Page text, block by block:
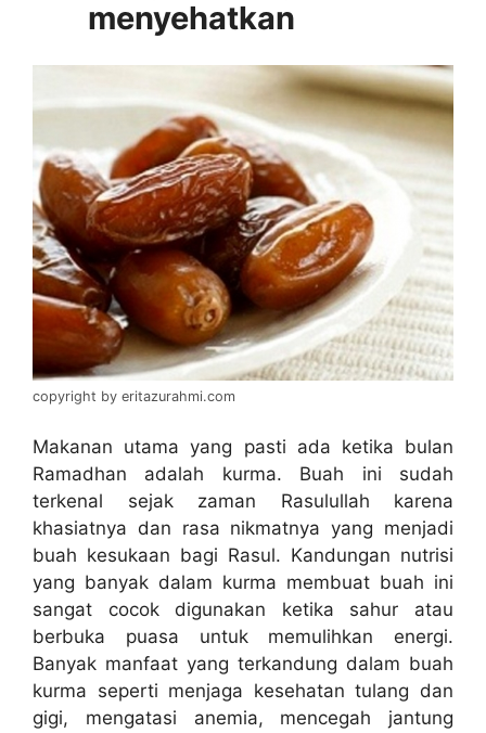
menyehatkan
copyright by eritazurahmi.com
Makanan utama yang pasti ada ketika bulan
Ramadhan adalah kurma. Buah ini sudah
terkenal sejak zaman Rasulullah karena
khasiatnya dan rasa nikmatnya yang menjadi
buah kesukaan bagi Rasul. Kandungan nutrisi
yang banyak dalam kurma membuat buah ini
sangat cocok digunakan ketika sahur atau
berbuka puasa untuk memulihkan energi.
Banyak manfaat yang terkandung dalam buah
kurma seperti menjaga kesehatan tulang dan
gigi, mengatasi anemia, mencegah jantung